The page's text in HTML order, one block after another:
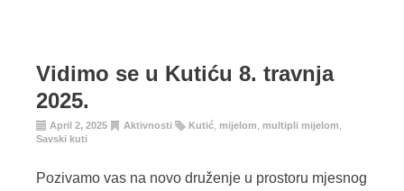
Vidimo se u Kutiću 8. travnja
2025.
April 2, 2025 Aktivnosti Kutić mijelom multipli mijelom
Savski kuti
Pozivamo vas na novo druženje u prostoru mjesnog